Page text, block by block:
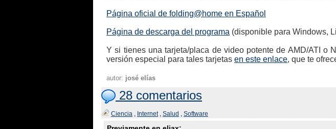
Página oficial de folding@home en Español
Página de descarga del programa (disponible para Windows,
Y si tienes una tarjeta/placa de video potente de AMD/ATI o
versión especial para tales tarjetas en este enlace, que te
autor: josé elías
28 comentarios
Ciencia , Internet, Salud , Software